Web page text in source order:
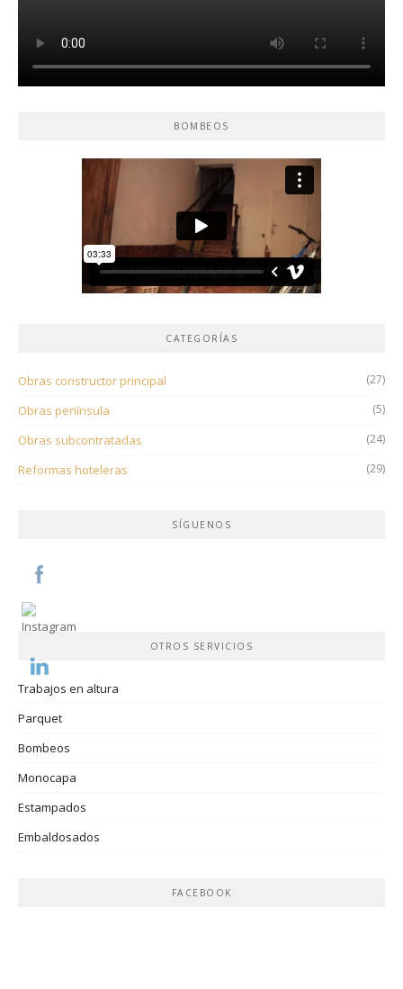
BOMBEOS
CATEGORÍAS
Obras constructor principal (27)
Obras península (5)
Obras subcontratadas (24)
Reformas hoteleras (29)
SÍGUENOS
OTROS SERVICIOS
Trabajos en altura
Parquet
Bombeos
Monocapa
Estampados
Embaldosados
FACEBOOK